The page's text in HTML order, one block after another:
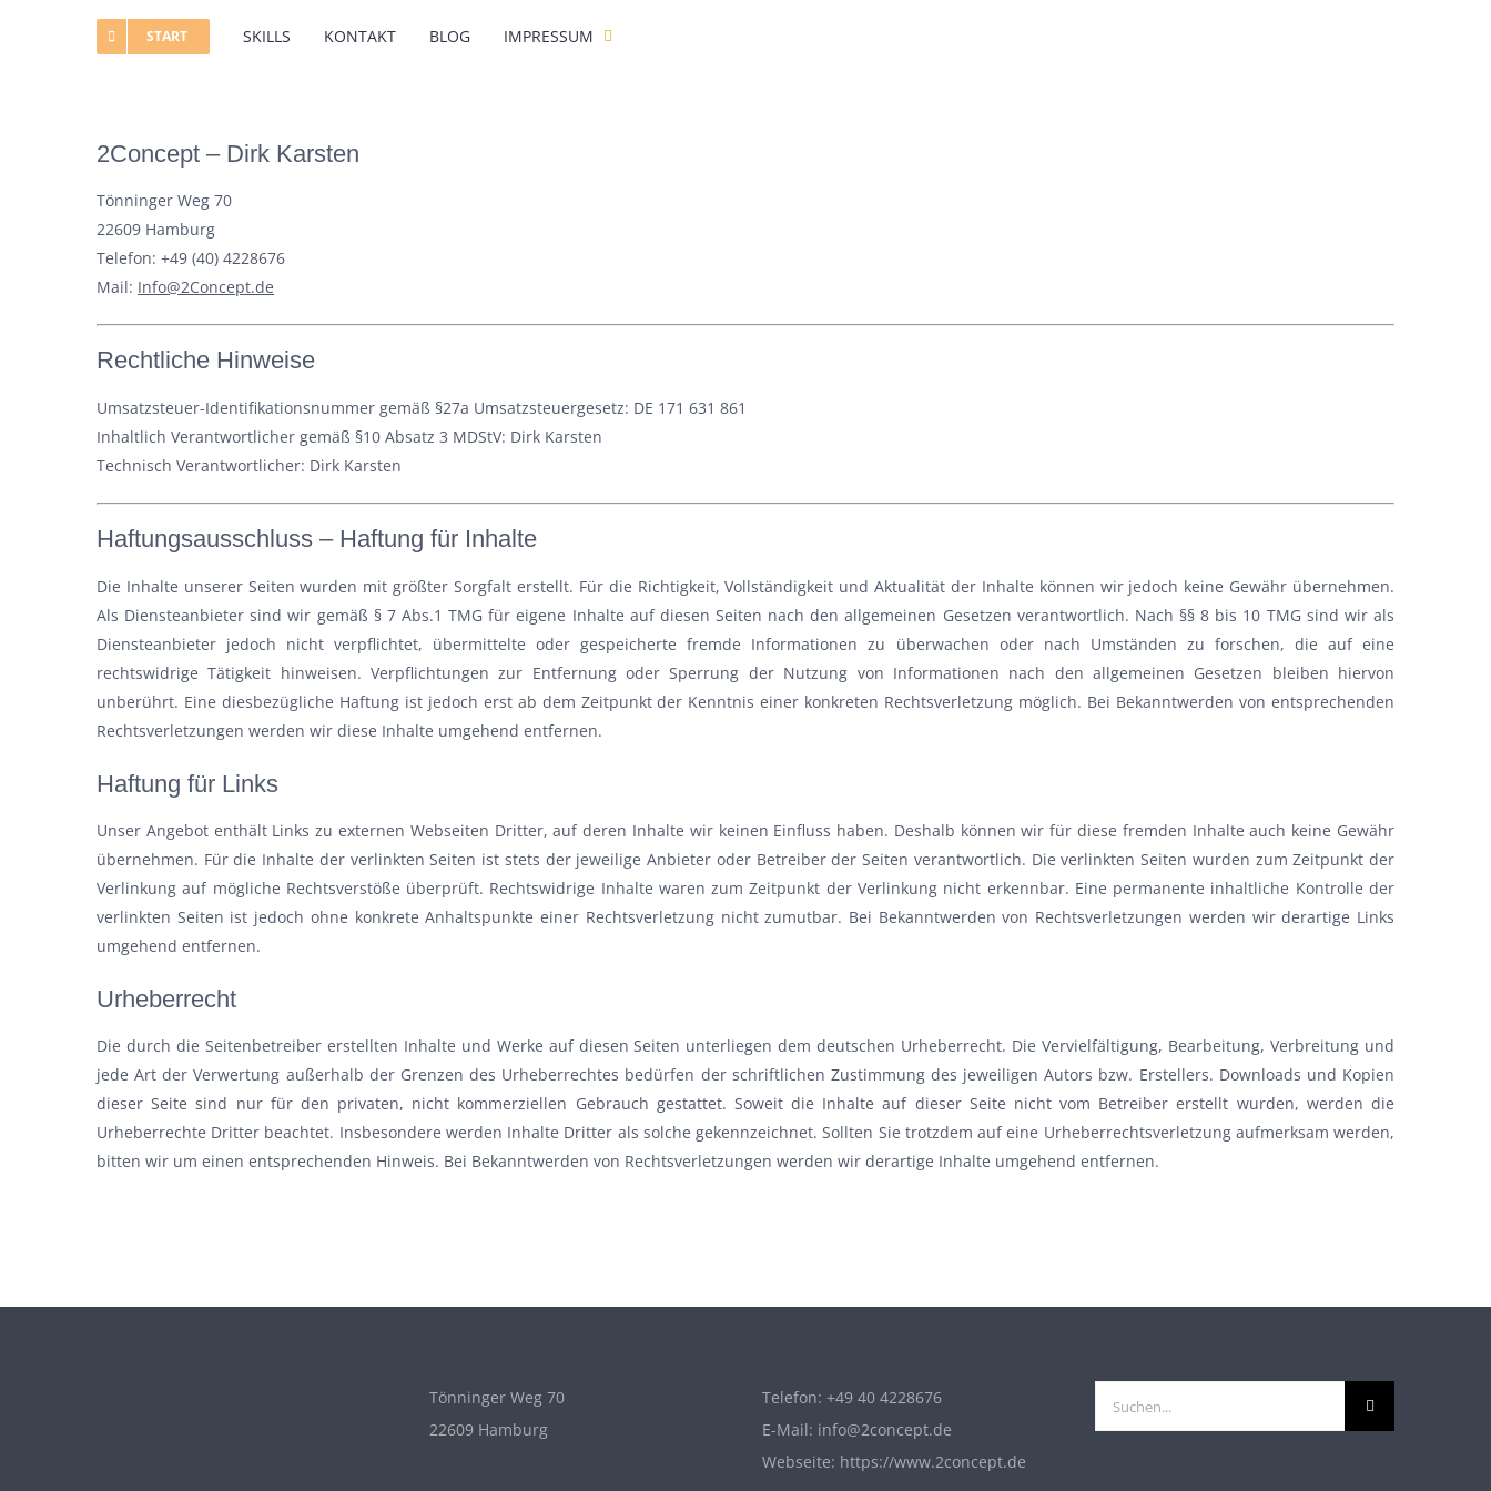
START SKILLS KONTAKT BLOG IMPRESSUM
2Concept – Dirk Karsten
Tönninger Weg 70
22609 Hamburg
Telefon: +49 (40) 4228676
Mail: Info@2Concept.de
Rechtliche Hinweise
Umsatzsteuer-Identifikationsnummer gemäß §27a Umsatzsteuergesetz: DE 171 631 861
Inhaltlich Verantwortlicher gemäß §10 Absatz 3 MDStV: Dirk Karsten
Technisch Verantwortlicher: Dirk Karsten
Haftungsausschluss – Haftung für Inhalte
Die Inhalte unserer Seiten wurden mit größter Sorgfalt erstellt. Für die Richtigkeit, Vollständigkeit und Aktualität der Inhalte können wir jedoch keine Gewähr übernehmen.
Als Diensteanbieter sind wir gemäß § 7 Abs.1 TMG für eigene Inhalte auf diesen Seiten nach den allgemeinen Gesetzen verantwortlich. Nach §§ 8 bis 10 TMG sind wir als
Diensteanbieter jedoch nicht verpflichtet, übermittelte oder gespeicherte fremde Informationen zu überwachen oder nach Umständen zu forschen, die auf eine
rechtswidrige Tätigkeit hinweisen. Verpflichtungen zur Entfernung oder Sperrung der Nutzung von Informationen nach den allgemeinen Gesetzen bleiben hiervon
unberührt. Eine diesbezügliche Haftung ist jedoch erst ab dem Zeitpunkt der Kenntnis einer konkreten Rechtsverletzung möglich. Bei Bekanntwerden von entsprechenden
Rechtsverletzungen werden wir diese Inhalte umgehend entfernen.
Haftung für Links
Unser Angebot enthält Links zu externen Webseiten Dritter, auf deren Inhalte wir keinen Einfluss haben. Deshalb können wir für diese fremden Inhalte auch keine Gewähr
übernehmen. Für die Inhalte der verlinkten Seiten ist stets der jeweilige Anbieter oder Betreiber der Seiten verantwortlich. Die verlinkten Seiten wurden zum Zeitpunkt der
Verlinkung auf mögliche Rechtsverstöße überprüft. Rechtswidrige Inhalte waren zum Zeitpunkt der Verlinkung nicht erkennbar. Eine permanente inhaltliche Kontrolle der
verlinkten Seiten ist jedoch ohne konkrete Anhaltspunkte einer Rechtsverletzung nicht zumutbar. Bei Bekanntwerden von Rechtsverletzungen werden wir derartige Links
umgehend entfernen.
Urheberrecht
Die durch die Seitenbetreiber erstellten Inhalte und Werke auf diesen Seiten unterliegen dem deutschen Urheberrecht. Die Vervielfältigung, Bearbeitung, Verbreitung und
jede Art der Verwertung außerhalb der Grenzen des Urheberrechtes bedürfen der schriftlichen Zustimmung des jeweiligen Autors bzw. Erstellers. Downloads und Kopien
dieser Seite sind nur für den privaten, nicht kommerziellen Gebrauch gestattet. Soweit die Inhalte auf dieser Seite nicht vom Betreiber erstellt wurden, werden die
Urheberrechte Dritter beachtet. Insbesondere werden Inhalte Dritter als solche gekennzeichnet. Sollten Sie trotzdem auf eine Urheberrechtsverletzung aufmerksam werden,
bitten wir um einen entsprechenden Hinweis. Bei Bekanntwerden von Rechtsverletzungen werden wir derartige Inhalte umgehend entfernen.
Tönninger Weg 70
22609 Hamburg
Telefon: +49 40 4228676
E-Mail: info@2concept.de
Webseite: https://www.2concept.de
Suche
nach: